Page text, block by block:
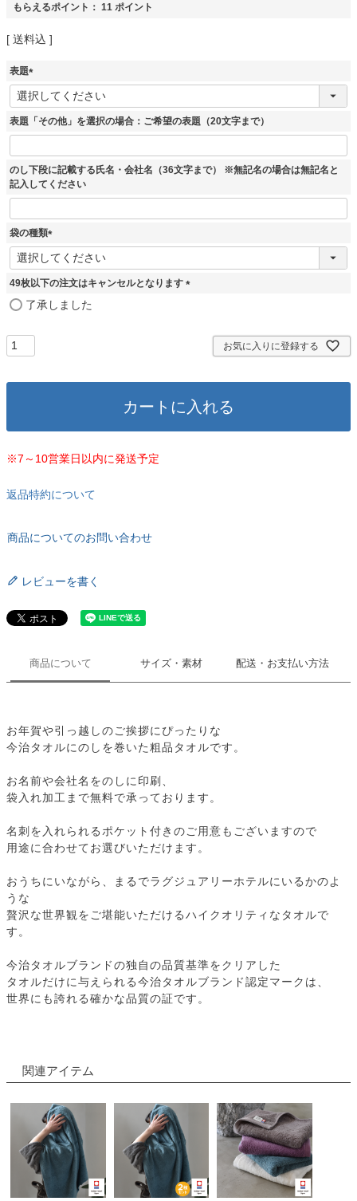
もらえるポイント： 11 ポイント
送料込
表題
(
必
須
表題「その他」を選択の場合：ご希望の表題（20文字まで）
のし下段に記載する氏名・会社名（36文字まで） ※無記名の場合は無記名と
記入してください
袋の種類
(
必
須
49枚以下の注文はキャンセルとなります
了承しました
お気に入りに登録する
カートに入れる
※7～10営業日以内に発送予定
返品特約について
商品についてのお問い合わせ
レビューを書く
商品について サイズ・素材 配送・お支払い方法
お年賀や引っ越しのご挨拶にぴったりな
今治タオルにのしを巻いた粗品タオルです。
お名前や会社名をのしに印刷、
袋入れ加工まで無料で承っております。
名刺を入れられるポケット付きのご用意もございますので
用途に合わせてお選びいただけます。
おうちにいながら、まるでラグジュアリーホテルにいるかのよ
うな
贅沢な世界観をご堪能いただけるハイクオリティなタオルで
す。
今治タオルブランドの独自の品質基準をクリアした
タオルだけに与えられる今治タオルブランド認定マークは、
世界にも誇れる確かな品質の証です。
関連アイテム